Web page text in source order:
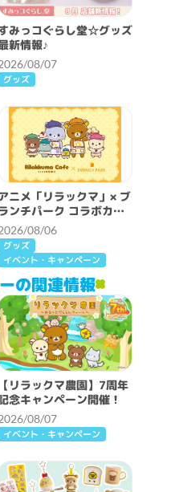
みっコぐらし堂☆グッズ
新情報♪
08/07
グッズ
ニメ「リラックマ」× ブ
ンチパーク コラボカフ
開催決定！
08/06
グッズ
イベント・キャンペーン
の関連情報
【リラックマ農園】7周年
念キャンペーン開催！
08/07
イベント・キャンペーン